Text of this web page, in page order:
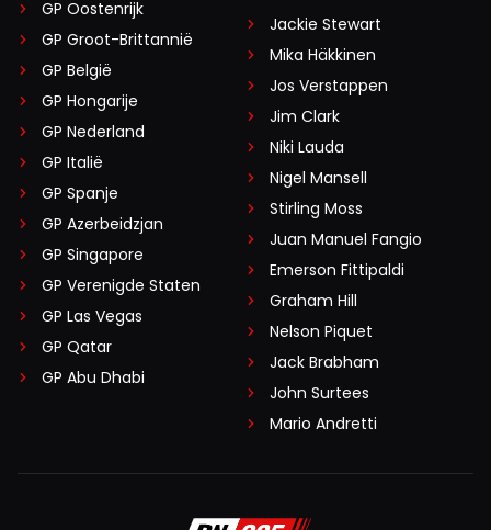
GP Oostenrijk
GP Groot-Brittannië
GP België
GP Hongarije
GP Nederland
GP Italië
GP Spanje
GP Azerbeidzjan
GP Singapore
GP Verenigde Staten
GP Las Vegas
GP Qatar
GP Abu Dhabi
Jackie Stewart
Mika Häkkinen
Jos Verstappen
Jim Clark
Niki Lauda
Nigel Mansell
Stirling Moss
Juan Manuel Fangio
Emerson Fittipaldi
Graham Hill
Nelson Piquet
Jack Brabham
John Surtees
Mario Andretti